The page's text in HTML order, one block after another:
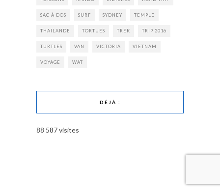
SAC À DOS SURF SYDNEY TEMPLE
THAILANDE TORTUES TREK TRIP 2016
TURTLES VAN VICTORIA VIETNAM
VOYAGE WAT
DÉJÀ :
88 587 visites